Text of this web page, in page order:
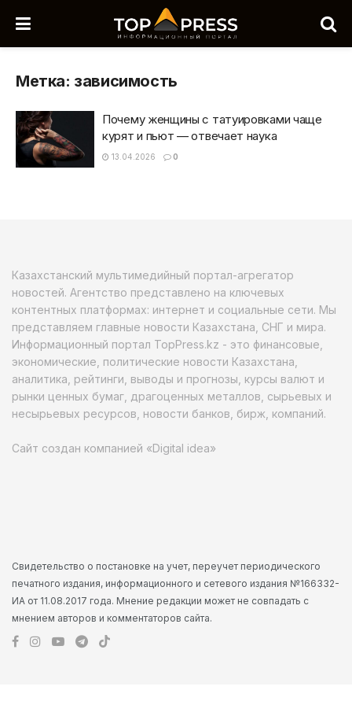
Метка: зависимость
Почему женщины с татуировками чаще
курят и пьют — отвечает наука
13.04.2026 0
Казахстанский мультимедийный портал-агрегатор
новостей. Агентство представлено на ключевых
контентных платформах: интернет и социальные сети. Мы
представляем главные новости Казахстана, СНГ и мира.
Информационный портал TopPress.kz - это финансовые,
экономические, политические новости Казахстана,
аналитика, рейтинги, выводы и прогнозы, курсы валют и
рынки ценных бумаг, драгоценных металлов, сырьевых и
несырьевых ресурсов, новости банков, бирж, компаний.
Сайт создан компанией «Digital idea»
Свидетельство о постановке на учет, переучет периодического
печатного издания, информационного и сетевого издания №166332-
ИА от 11.08.2017 года. Мнение редакции может не совпадать с
мнением авторов и комментаторов сайта.